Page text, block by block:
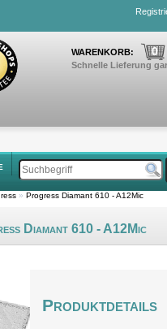
WARENKORB: 0
Schnelle Lieferung
» Progress Diamant 610 - A12Mic
Diamant 610 - A12Mic
Produktdetails